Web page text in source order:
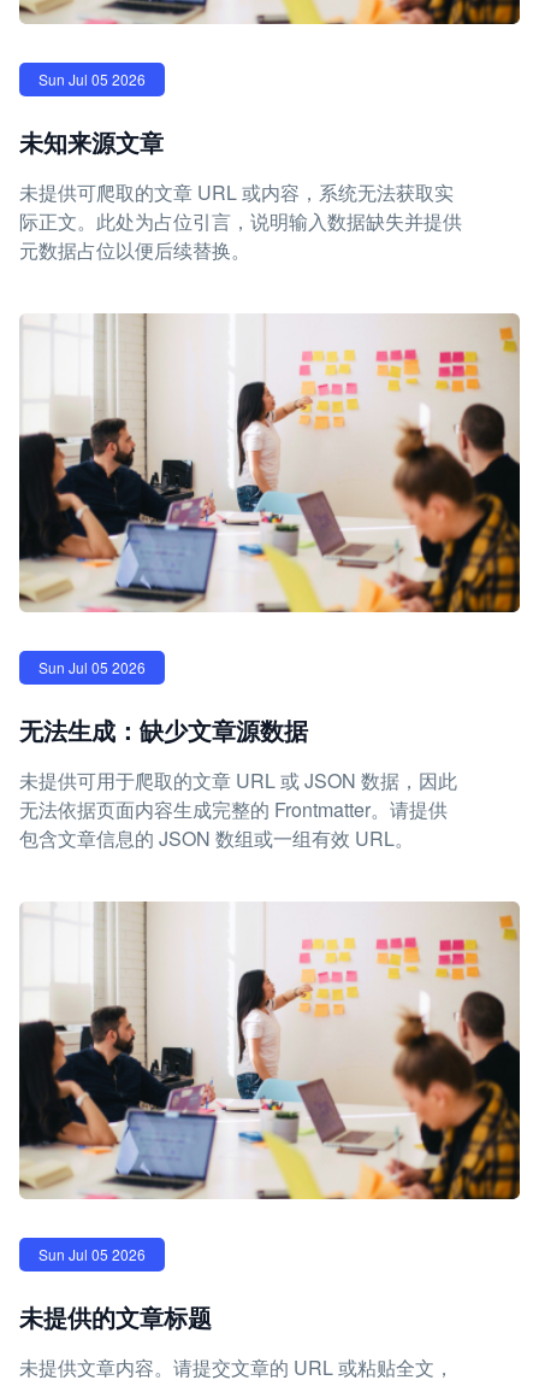
Sun Jul 05 2026
未知来源文章
未提供可爬取的文章 URL 或内容，系统无法获取实
际正文。此处为占位引言，说明输入数据缺失并提供
元数据占位以便后续替换。
Sun Jul 05 2026
无法生成：缺少文章源数据
未提供可用于爬取的文章 URL 或 JSON 数据，因此
无法依据页面内容生成完整的 Frontmatter。请提供
包含文章信息的 JSON 数组或一组有效 URL。
Sun Jul 05 2026
未提供的文章标题
未提供文章内容。请提交文章的 URL 或粘贴全文，